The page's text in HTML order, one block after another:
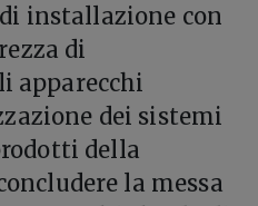
installazione con
di
apparecchi
dei sistemi
della
la messa